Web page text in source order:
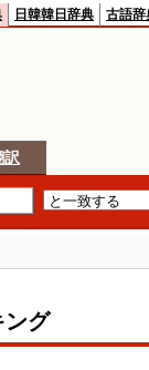
日韓韓日辞典 古語辞
訳
ング